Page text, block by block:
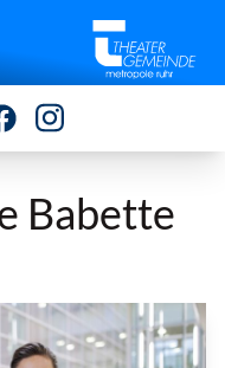
Babette